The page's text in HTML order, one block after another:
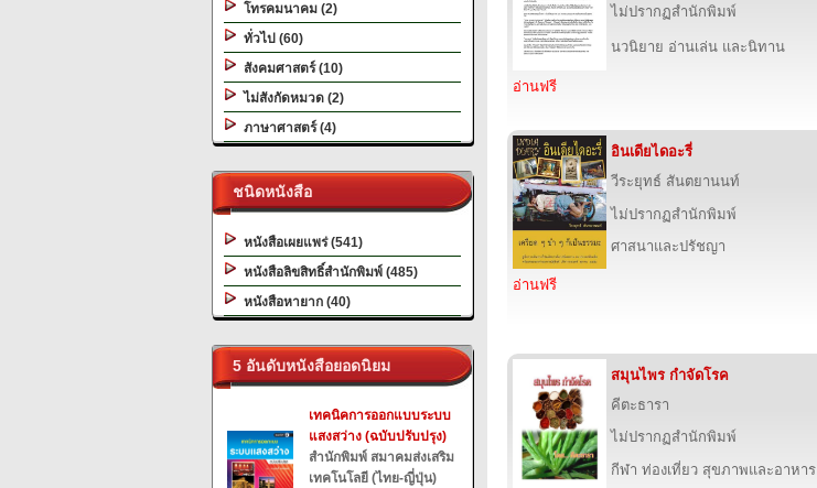
โทรคมนาคม (2)
ทั่วไป (60)
สังคมศาสตร์ (10)
ไม่สังกัดหมวด (2)
ภาษาศาสตร์ (4)
ชนิดหนังสือ
หนังสือเผยแพร่ (541)
หนังสือลิขสิทธิ์สำนักพิมพ์ (485)
หนังสือหายาก (40)
5 อันดับหนังสือยอดนิยม
เทคนิคการออกแบบระบบ
แสงสว่าง (ฉบับปรับปรุง)
สำนักพิมพ์ สมาคมส่งเสริม
เทคโนโลยี (ไทย-ญี่ปุ่น)
ไม่ปรากฏสำนักพิมพ์
นวนิยาย อ่านเล่น และนิทาน
อ่านฟรี
อินเดียไดอะรี่
วีระยุทธ์ สันตยานนท์
ไม่ปรากฏสำนักพิมพ์
ศาสนาและปรัชญา
อ่านฟรี
สมุนไพร กำจัดโรค
คีตะธารา
ไม่ปรากฏสำนักพิมพ์
กีฬา ท่องเที่ยว สุขภาพและอาหาร